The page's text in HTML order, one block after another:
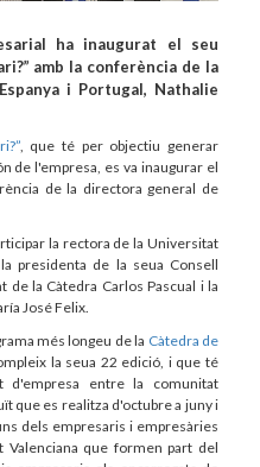
ha inaugurat el seu
amb la conferència de la
i Portugal, Nathalie
, que té per objectiu generar
de l'empresa, es va inaugurar el
de la directora general de
la rectora de la Universitat
presidenta de la seua Consell
de la Càtedra Carlos Pascual i la
José Felix.
més longeu de la Càtedra de
la seua 22 edició, i que té
d'empresa entre la comunitat
que es realitza d'octubre a juny i
dels empresaris i empresàries
que formen part del